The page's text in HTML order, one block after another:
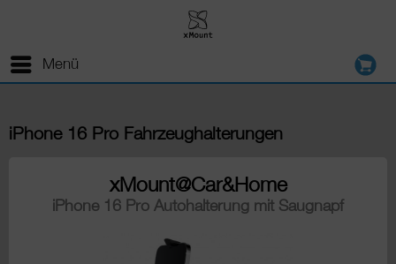
Menü
iPhone 16 Pro Fahrzeughalterungen
xMount@Car&Home
iPhone 16 Pro Autohalterung mit Saugnapf